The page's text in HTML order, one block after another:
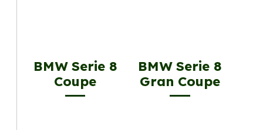
BMW Serie 8
Coupe
BMW Serie 8
Gran Coupe